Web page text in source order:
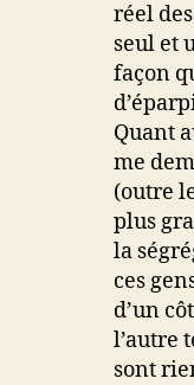
réel
seul et
façon
Quant
me
(outre
plus
la
ces
d’un
l’autre
sont